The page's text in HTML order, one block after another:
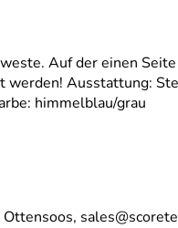
Auf der einen
Ausstattung:
himmelblau/grau